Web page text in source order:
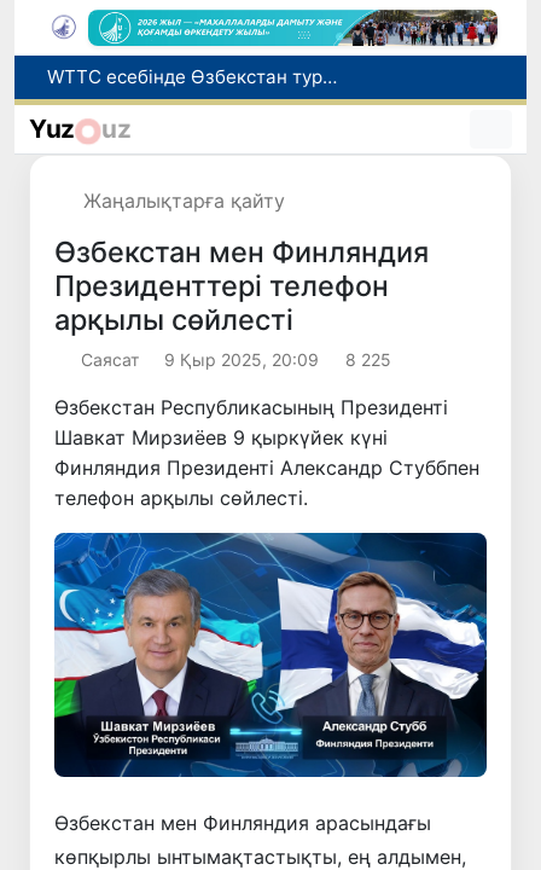
Мүмкіндігі шектеулі талапкерлерге қабылдау емтихандарында қосымша уақыт беріледі
Беларусьтен Өзбекстанға екінші тікелей жүк пойызы жөнелтілді
Yuz uz
Жаңалықтарға қайту
Өзбекстан мен Финляндия
Президенттері телефон
арқылы сөйлесті
Саясат 9 Қыр 2025, 20:09 8 225
Өзбекстан Республикасының Президенті
Шавкат Мирзиёев 9 қыркүйек күні
Финляндия Президенті Александр Стуббпен
телефон арқылы сөйлесті.
Өзбекстан мен Финляндия арасындағы
көпқырлы ынтымақтастықты, ең алдымен,